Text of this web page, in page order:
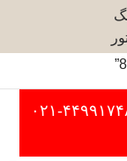
جهت ثبت سفارش با شماره تلفن ۹-۴۴۹۹۱۷۴۸-۰۲۱